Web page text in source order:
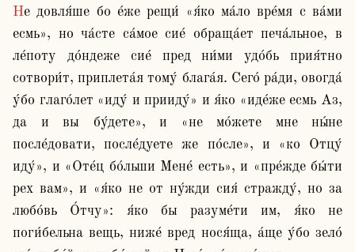
Не довля́ше бо е́же рещи́ «я́ко ма́ло вре́мя с ва́ми
есмь», но ча́сте са́мое сие́ обраща́ет печа́льное, в
ле́поту до́ндеже сие́ пред ни́ми удо́бь прия́тно
сотвори́т, приплета́я тому́ блага́я. Сего́ ра́ди, овогда́
у́бо глаго́лет «иду́ и прииду́» и я́ко «иде́же есмь Аз,
да и вы бу́дете», и «не мо́жете мне ны́не
после́довати, после́дуете же по́сле», и «ко Отцу́
иду́», и «Оте́ц бо́льши Мене́ есть», и «пре́жде бы́ти
рех вам», и «я́ко не от ну́жди сия́ стражду́, но за
любо́вь О́тчу»: я́ко бы разуме́ти им, я́ко не
поги́бельна вещь, ниже́ вред нося́ща, а́ще у́бо зело́